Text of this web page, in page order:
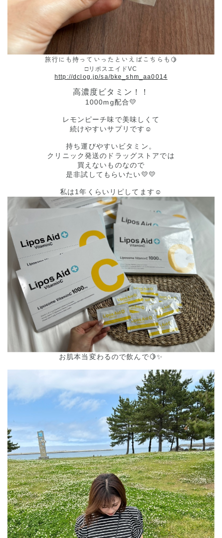
旅行にも持っていったといえばこちらも🍋
□リポスエイドVC
http://dclog.jp/sa/bke_shm_aa0014
高濃度ビタミン！！
1000mg配合💛
レモンピーチ味で美味しくて
続けやすいサプリです☺️
持ち運びやすいビタミン。
クリニック発送のドラッグストアでは
買えないものなので
是非試してもらいたい💛💛
私は1年くらいリピしてます☺️
お肌本当変わるので飲んで🍋✨